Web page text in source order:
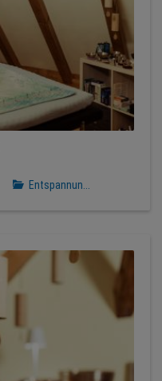
Entspannun...